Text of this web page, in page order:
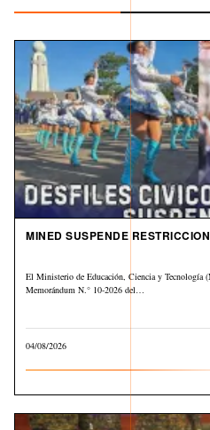
MINED SUSPENDE
El Ministerio de Educación, Ciencia y Tecnología
Memorándum N.° 10-2026 del…
04/08/2026